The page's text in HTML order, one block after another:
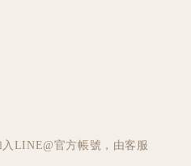
LINE@官方帳號，由客服